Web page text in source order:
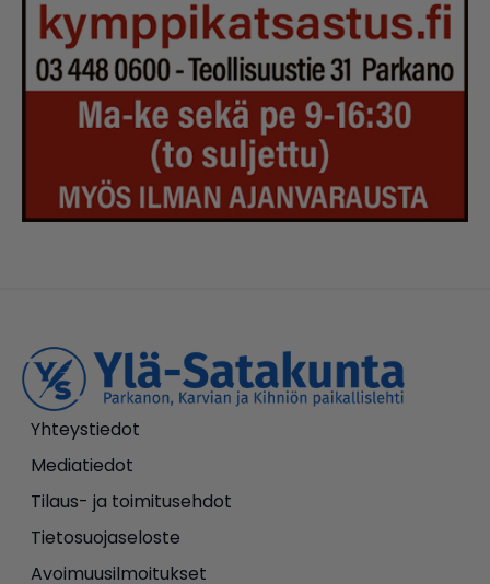
Yhteystiedot
Mediatiedot
Tilaus- ja toimitusehdot
Tietosuojaseloste
Avoimuusilmoitukset